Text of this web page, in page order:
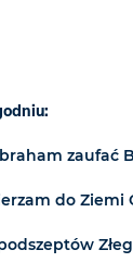
zaufać
do Ziemi